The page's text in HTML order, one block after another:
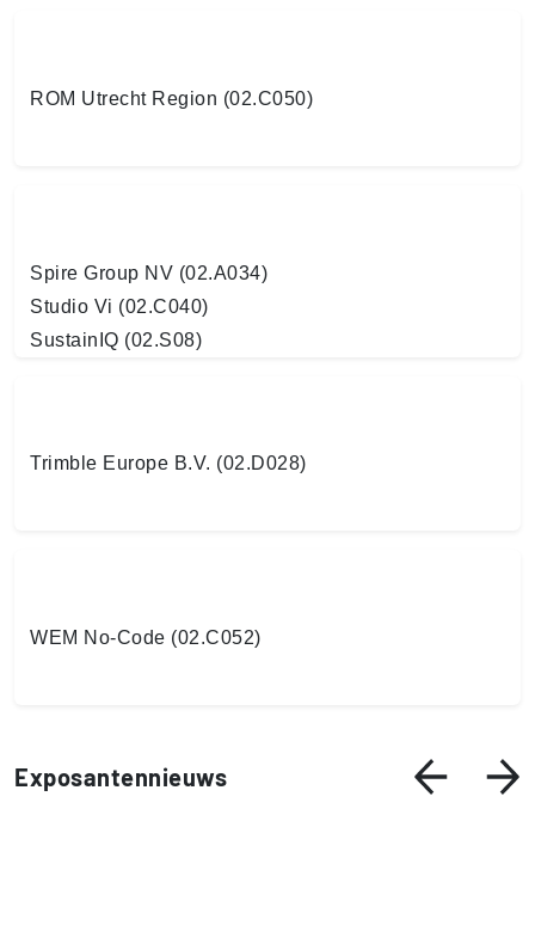
ROM Utrecht Region (02.C050)
Spire Group NV (02.A034)
Studio Vi (02.C040)
SustainIQ (02.S08)
Trimble Europe B.V. (02.D028)
WEM No-Code (02.C052)
Exposantennieuws